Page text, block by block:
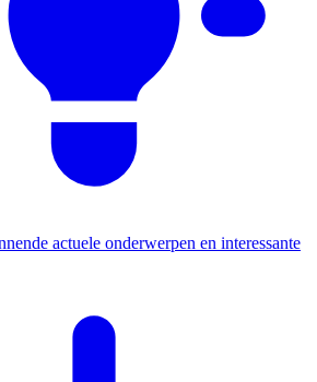
actuele onderwerpen en interessante